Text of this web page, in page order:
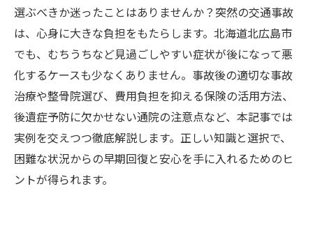
選ぶべきか迷ったことはありませんか？突然の交通事故
は、心身に大きな負担をもたらします。北海道北広島市
でも、むちうちなど見過ごしやすい症状が後になって悪
化するケースも少なくありません。事故後の適切な事故
治療や整骨院選び、費用負担を抑える保険の活用方法、
後遺症予防に欠かせない通院の注意点など、本記事では
実例を交えつつ徹底解説します。正しい知識と選択で、
困難な状況からの早期回復と安心を手に入れるためのヒ
ントが得られます。